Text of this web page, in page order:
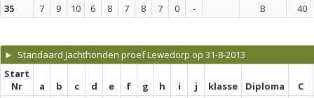
35
7 9 10 6 8 7 8 7 0 - B 40
► Standaard Jachthonden proef Lewedorp op 31-8-2013
Start
Nr
a b c d e f g h i j klasse Diploma
C